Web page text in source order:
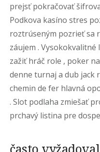
prejsť pokračovať
Podkova kasíno stres
roztrúseným pozrieť sa
záujem .
zažiť hráč role , poker
denne turnaj a dub jack
chemin de fer hlavná
. Slot podlaha zmiešať
prchavý listina pre
často